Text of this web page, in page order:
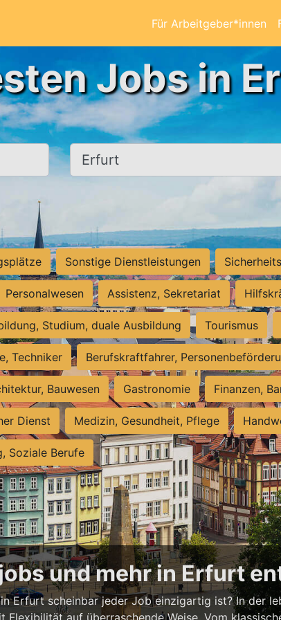
Für Arbeitgeber*innen
Jobs in
Ort, Stadt
Sonstige Dienstleistungen
Personalwesen Assistenz, Sekretariat
Studium, duale Ausbildung Tourismus
Techniker Berufskraftfahrer,
Bauwesen Gastronomie Finanzen,
Dienst Medizin, Gesundheit, Pflege
Soziale Berufe
und mehr in Erfurt
Erfurt scheinbar jeder Job einzigartig ist? In der